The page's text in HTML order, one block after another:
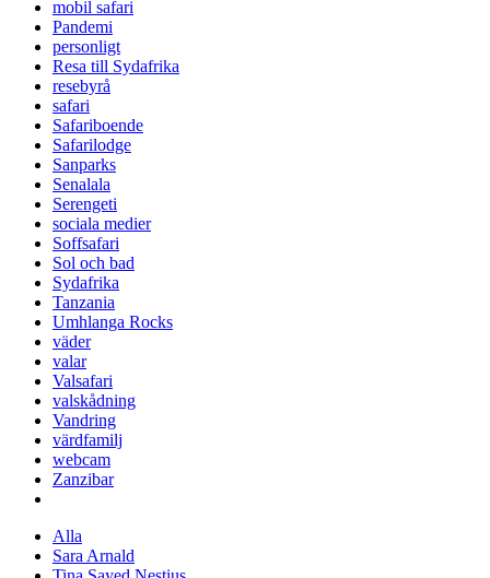
mobil safari
Pandemi
personligt
Resa till Sydafrika
resebyrå
safari
Safariboende
Safarilodge
Sanparks
Senalala
Serengeti
sociala medier
Soffsafari
Sol och bad
Sydafrika
Tanzania
Umhlanga Rocks
väder
valar
Valsafari
valskådning
Vandring
värdfamilj
webcam
Zanzibar
Alla
Sara Arnald